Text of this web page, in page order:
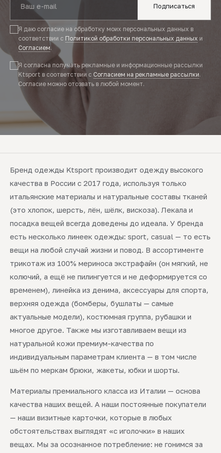
Подписаться
Я даю согласие на обработку моих персональных данных в
соответствии с Политикой обработки персональных данных и
Согласием.
Я согласна получать рекламные и информационные рассылки
Ktsport в соответствии с Согласием на рекламные рассылки.
Согласие можно отозвать в любой момент.
Бренд одежды Ktsport производит одежду высокого
качества в России с 2017 года, используя только
итальянские материалы и натуральные составы тканей
(это хлопок, шерсть, лён, шёлк, вискоза). Лекала и
посадка вещей всегда доведены до идеала. У бренда
есть несколько линеек одежды: sport, casual — то есть
вещи на любой случай жизни и повод. В ассортименте
трикотаж из 100% мериноса экстрафайн (он мягкий, не
колючий, а ещё не пилингуется и не деформируется со
временем), линейка из денима, аксессуары для спорта,
верхняя одежда (бомберы, бушлаты — самые
актуальные модели), костюмная группа, рубашки и
многое другое. Также мы изготавливаем вещи из
натуральной кожи премиум-качества по
индивидуальным параметрам клиента — в том числе
шьём по меркам брюки, жакеты, юбки и шорты.
Материалы премиального класса из Италии — основа
качества наших вещей. А наши постоянные покупатели
— наши визитные карточки, которые в любых
обстоятельствах выглядят «с иголочки» в наших
вещах. Мы за осознанное потребление: не гонимся за